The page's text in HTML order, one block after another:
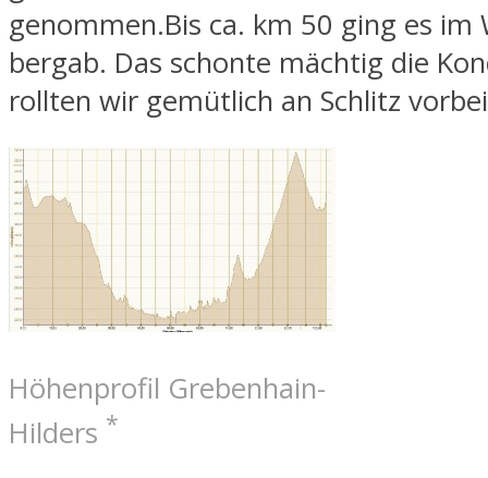
genommen.Bis ca. km 50 ging es im
bergab. Das schonte mächtig die
rollten wir gemütlich an Schlitz
Höhenprofil Grebenhain-
Hilders *